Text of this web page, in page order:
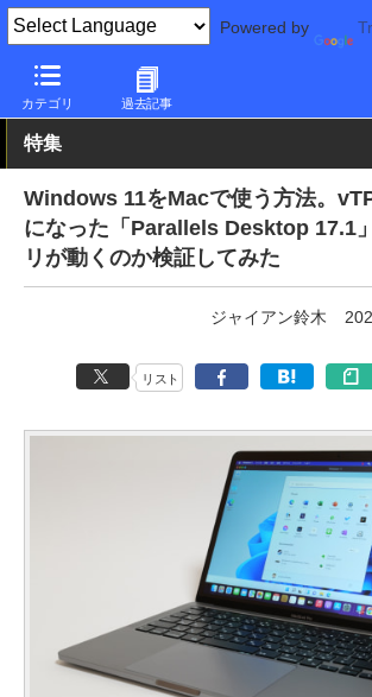
Powered by
カテゴリ 過去記事
PC Watch ソフトウェア/アプリ 他ソフト/
特集
Windows 11をMacで使う方法。
になった「Parallels Desktop 17.1
リが動くのか検証してみた
ジャイアン鈴木
リスト